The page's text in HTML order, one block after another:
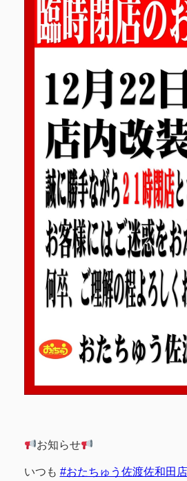
お知らせ
いつも #おたちゅう佐渡佐和田店